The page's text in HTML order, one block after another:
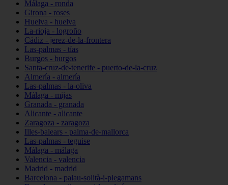
Málaga - ronda
Girona - roses
Huelva - huelva
La-rioja - logroño
Cádiz - jerez-de-la-frontera
Las-palmas - tías
Burgos - burgos
Santa-cruz-de-tenerife - puerto-de-la-cruz
Almería - almería
Las-palmas - la-oliva
Málaga - mijas
Granada - granada
Alicante - alicante
Zaragoza - zaragoza
Illes-balears - palma-de-mallorca
Las-palmas - teguise
Málaga - málaga
Valencia - valencia
Madrid - madrid
Barcelona - palau-solità-i-plegamans